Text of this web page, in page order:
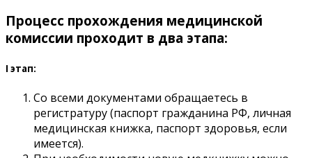
Процесс прохождения медицинской
комиссии проходит в два этапа:
I этап:
Со всеми документами обращаетесь в
регистратуру (паспорт гражданина РФ, личная
медицинская книжка, паспорт здоровья, если
имеется).